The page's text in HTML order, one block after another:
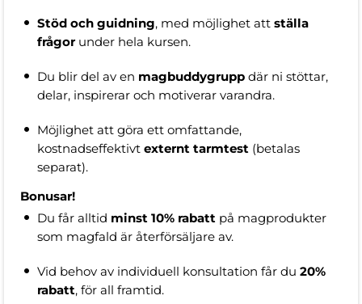
Stöd och guidning, med möjlighet att ställa
frågorunder hela kursen.
Du blir del av en magbuddygrupp där ni stöttar,
delar, inspirerar och motiverar varandra.
Möjlighet att göra ett omfattande,
kostnadseffektivt externt tarmtest (betalas
separat).
Bonusar!
Du får alltid minst 10% rabatt på magprodukter
som magfald är återförsäljare av.
Vid behov av individuell konsultation får du 20%
rabatt, för all framtid.